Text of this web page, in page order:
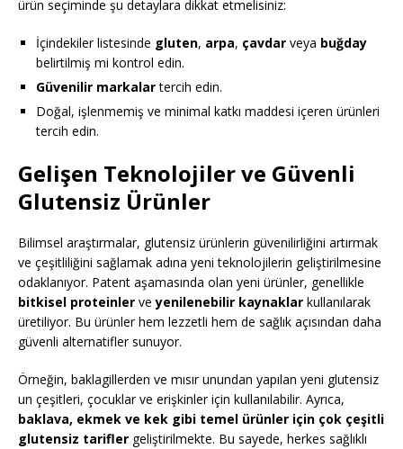
ürün seçiminde şu detaylara dikkat etmelisiniz:
İçindekiler listesinde gluten, arpa, çavdar veya buğday
belirtilmiş mi kontrol edin.
Güvenilir markalartercih edin.
Doğal, işlenmemiş ve minimal katkı maddesi içeren ürünleri
tercih edin.
Gelişen Teknolojiler ve Güvenli
Glutensiz Ürünler
Bilimsel araştırmalar, glutensiz ürünlerin güvenilirliğini artırmak
ve çeşitliliğini sağlamak adına yeni teknolojilerin geliştirilmesine
odaklanıyor. Patent aşamasında olan yeni ürünler, genellikle
bitkisel proteinler veyenilenebilir kaynaklar kullanılarak
üretiliyor. Bu ürünler hem lezzetli hem de sağlık açısından daha
güvenli alternatifler sunuyor.
Örneğin, baklagillerden ve mısır unundan yapılan yeni glutensiz
un çeşitleri, çocuklar ve erişkinler için kullanılabilir. Ayrıca,
baklava, ekmek ve kek gibi temel ürünler için çok çeşitli
glutensiz tarifler geliştirilmekte. Bu sayede, herkes sağlıklı